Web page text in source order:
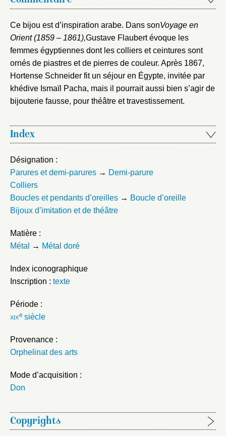
Ce bijou est d’inspiration arabe. Dans sonVoyage en
Orient (1859 – 1861),Gustave Flaubert évoque les
femmes égyptiennes dont les colliers et ceintures sont
ornés de piastres et de pierres de couleur. Après 1867,
Hortense Schneider fit un séjour en Égypte, invitée par
khédive Ismaïl Pacha, mais il pourrait aussi bien s’agir de
bijouterie fausse, pour théâtre et travestissement.
Index
Désignation :
Parures et demi-parures → Demi-parure
Colliers
Boucles et pendants d’oreilles → Boucle d’oreille
Bijoux d’imitation et de théâtre
Matière :
Métal
→ Métal doré
Index iconographique
Inscription : texte
Période :
xixe siècle
Provenance :
Orphelinat des arts
Mode d’acquisition :
Don
Copyrights